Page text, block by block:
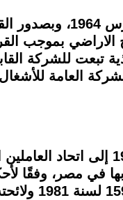
الاراضي بموجب
الاعمال العام رقم 203 لسنة 1991 ولائحته
العامة
بعد أن باعت الشركة العامة للأشغال واستصلاح الأراضي وفق العقد الذي تم
المعمول بها في
المساهمة وشركات التوصية بالأسهم